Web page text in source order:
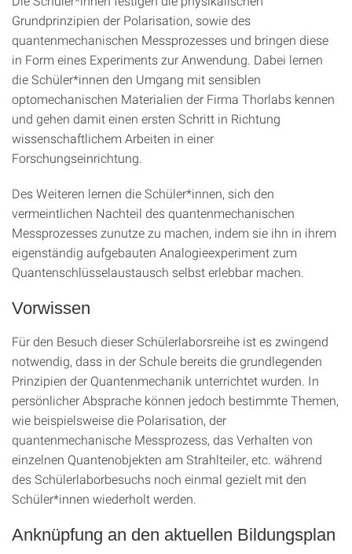
Grundprinzipien der Polarisation, sowie des
quantenmechanischen Messprozesses und bringen diese
in Form eines Experiments zur Anwendung. Dabei lernen
die Schüler*innen den Umgang mit sensiblen
optomechanischen Materialien der Firma Thorlabs kennen
und gehen damit einen ersten Schritt in Richtung
wissenschaftlichem Arbeiten in einer
Forschungseinrichtung.
Des Weiteren lernen die Schüler*innen, sich den
vermeintlichen Nachteil des quantenmechanischen
Messprozesses zunutze zu machen, indem sie ihn in ihrem
eigenständig aufgebauten Analogieexperiment zum
Quantenschlüsselaustausch selbst erlebbar machen.
Vorwissen
Für den Besuch dieser Schülerlaborsreihe ist es zwingend
notwendig, dass in der Schule bereits die grundlegenden
Prinzipien der Quantenmechanik unterrichtet wurden. In
persönlicher Absprache können jedoch bestimmte Themen,
wie beispielsweise die Polarisation, der
quantenmechanische Messprozess, das Verhalten von
einzelnen Quantenobjekten am Strahlteiler, etc. während
des Schülerlaborbesuchs noch einmal gezielt mit den
Schüler*innen wiederholt werden.
Anknüpfung an den aktuellen Bildungsplan